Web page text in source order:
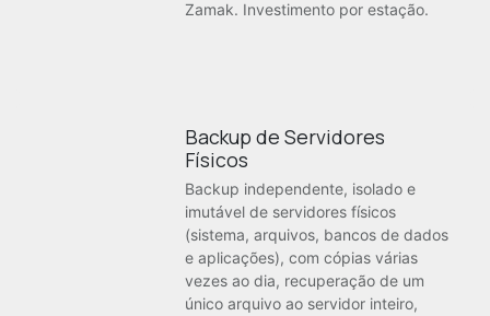
Zamak. Investimento por estação.
Backup de Servidores
Físicos
Backup independente, isolado e
imutável de servidores físicos
(sistema, arquivos, bancos de dados
e aplicações), com cópias várias
vezes ao dia, recuperação de um
único arquivo ao servidor inteiro,